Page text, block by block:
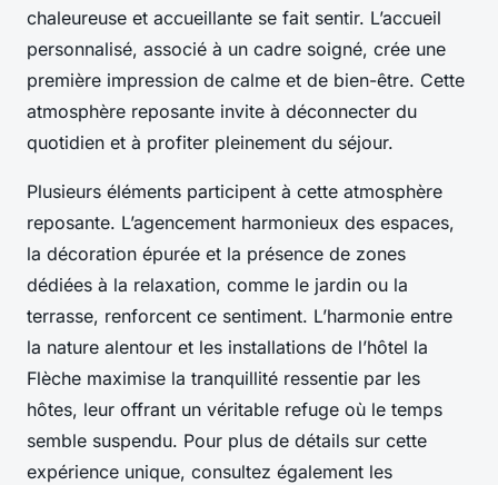
chaleureuse et accueillante se fait sentir. L’accueil
personnalisé, associé à un cadre soigné, crée une
première impression de calme et de bien-être. Cette
atmosphère reposante invite à déconnecter du
quotidien et à profiter pleinement du séjour.
Plusieurs éléments participent à cette atmosphère
reposante. L’agencement harmonieux des espaces,
la décoration épurée et la présence de zones
dédiées à la relaxation, comme le jardin ou la
terrasse, renforcent ce sentiment. L’harmonie entre
la nature alentour et les installations de l’hôtel la
Flèche maximise la tranquillité ressentie par les
hôtes, leur offrant un véritable refuge où le temps
semble suspendu. Pour plus de détails sur cette
expérience unique, consultez également les